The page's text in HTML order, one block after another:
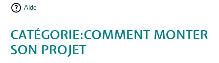
Aide
CATÉGORIE:COMMENT MONTER
SON PROJET